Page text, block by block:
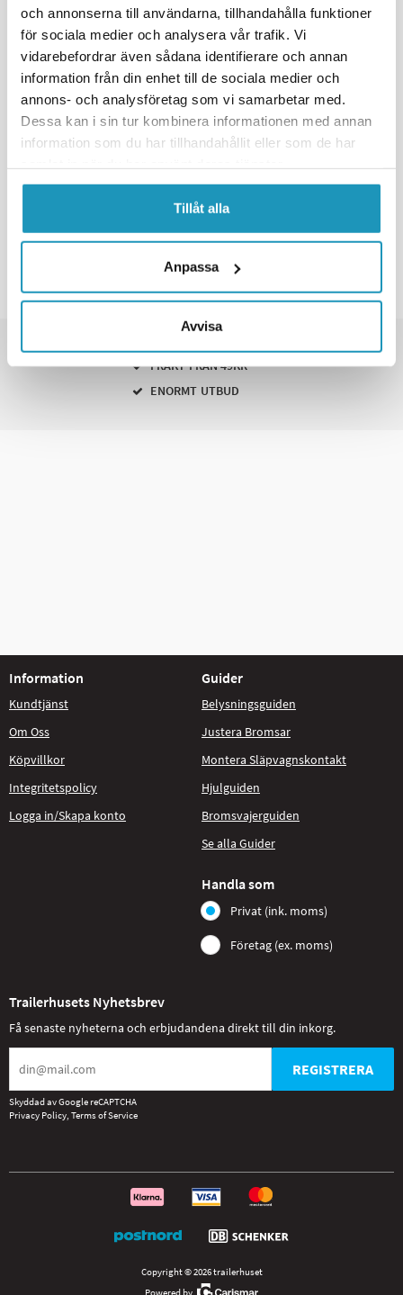
och annonserna till användarna, tillhandahålla funktioner
för sociala medier och analysera vår trafik. Vi
vidarebefordrar även sådana identifierare och annan
information från din enhet till de sociala medier och
annons- och analysföretag som vi samarbetar med.
Dessa kan i sin tur kombinera informationen med annan
information som du har tillhandahållit eller som de har
Tillåt alla
Anpassa
Avvisa
FRAKT FRÅN 49KR
ENORMT UTBUD
Information
Kundtjänst
Om Oss
Köpvillkor
Integritetspolicy
Logga in/Skapa konto
Guider
Belysningsguiden
Justera Bromsar
Montera Släpvagnskontakt
Hjulguiden
Bromsvajerguiden
Se alla Guider
Handla som
Privat (ink. moms)
Företag (ex. moms)
Trailerhusets Nyhetsbrev
Få senaste nyheterna och erbjudandena direkt till din inkorg.
REGISTRERA
Skyddad av Google reCAPTCHA
Privacy Policy, Terms of Service
Copyright © 2026 trailerhuset
Powered by